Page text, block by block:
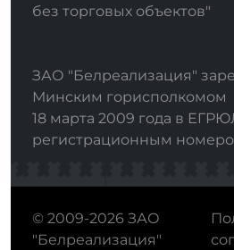
без торговых объектов"
ЗАО "Белреализация"
Минским горисполкомом
18 марта 2009 года в
регистрационным
© 2009-2026 ЗАО
"Белреализация"